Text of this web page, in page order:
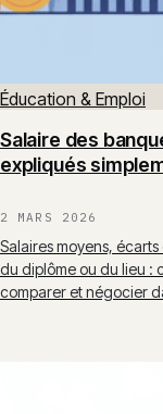
Éducation & Emploi
Salaire des
expliqués
2 MARS 2026
Salaires moyens,
du diplôme ou du lieu :
comparer et négocier